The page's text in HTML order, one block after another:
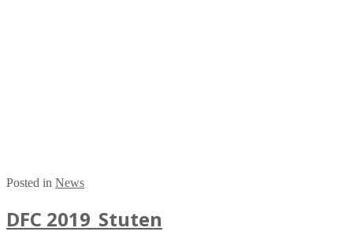
Posted in News
DFC 2019_Stuten